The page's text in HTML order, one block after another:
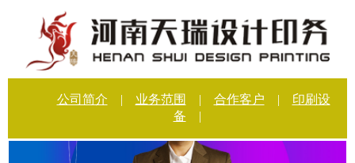
公司简介 | 业务范围 | 合作客户 |
印刷设
备
|